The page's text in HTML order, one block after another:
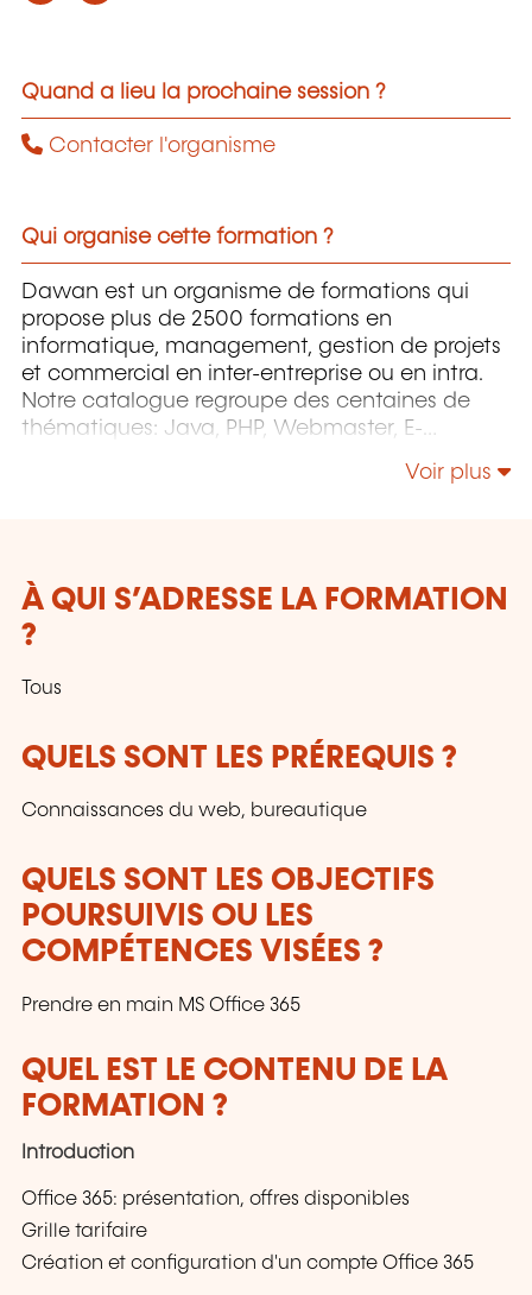
Quand a lieu la prochaine session ?
Contacter l'organisme
Qui organise cette formation ?
Dawan est un organisme de formations qui
propose plus de 2500 formations en
informatique, management, gestion de projets
et commercial en inter-entreprise ou en intra.
Notre catalogue regroupe des centaines de
thématiques: Java, PHP, Webmaster, E-
Autocad, Photoshop, l'intelligence artificielle,
Voir plus
À QUI S’ADRESSE LA FORMATION
?
Tous
QUELS SONT LES PRÉREQUIS ?
Connaissances du web, bureautique
QUELS SONT LES OBJECTIFS
POURSUIVIS OU LES
COMPÉTENCES VISÉES ?
Prendre en main MS Office 365
QUEL EST LE CONTENU DE LA
FORMATION ?
Introduction
Office 365: présentation, offres disponibles
Grille tarifaire
Création et configuration d'un compte Office 365